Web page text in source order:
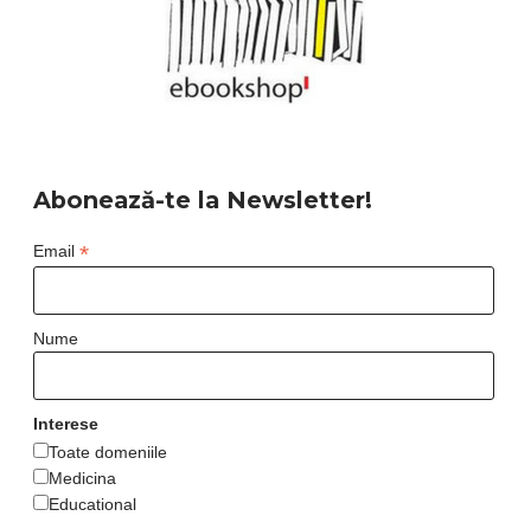
Abonează-te la Newsletter!
Email *
Nume
Interese
Toate domeniile
Medicina
Educational